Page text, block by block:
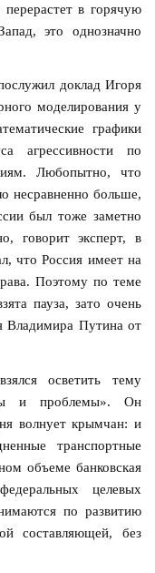
перерастет в горячую
это однозначно
доклад Игоря
моделирования у
графики
агрессивности по
Любопытно, что
несравненно больше,
был тоже заметно
говорит эксперт, в
что Россия имеет на
Поэтому по теме
пауза, зато очень
Владимира Путина от
осветить тему
и проблемы». Он
волнует крымчан: и
транспортные
объеме банковская
целевых
по развитию
составляющей, без